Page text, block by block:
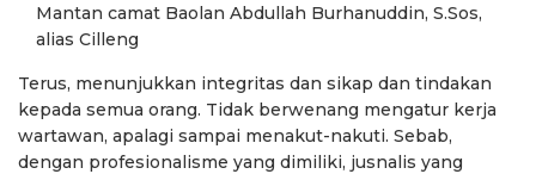
Mantan camat Baolan Abdullah Burhanuddin, S.Sos,
alias Cilleng
Terus, menunjukkan integritas dan sikap dan tindakan
kepada semua orang. Tidak berwenang mengatur kerja
wartawan, apalagi sampai menakut-nakuti. Sebab,
dengan profesionalisme yang dimiliki, jusnalis yang